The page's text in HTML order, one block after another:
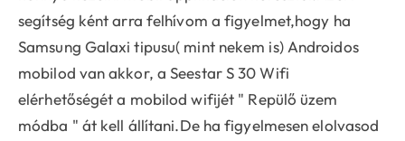
segítség ként arra felhívom a figyelmet,hogy ha
Samsung Galaxi tipusu( mint nekem is) Androidos
mobilod van akkor, a Seestar S 30 Wifi
elérhetőségét a mobilod wifijét " Repülő üzem
módba " át kell állítani.De ha figyelmesen elolvasod